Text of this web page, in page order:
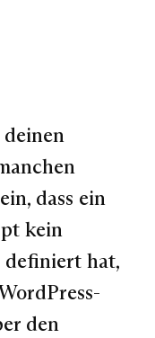
dass ein
kein
hat,
den